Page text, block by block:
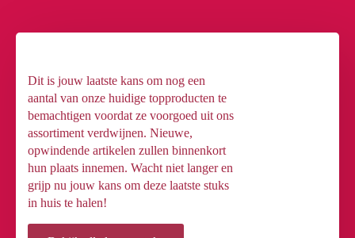
Dit is jouw laatste kans om nog een
aantal van onze huidige topproducten te
bemachtigen voordat ze voorgoed uit ons
assortiment verdwijnen. Nieuwe,
opwindende artikelen zullen binnenkort
hun plaats innemen. Wacht niet langer en
grijp nu jouw kans om deze laatste stuks
in huis te halen!